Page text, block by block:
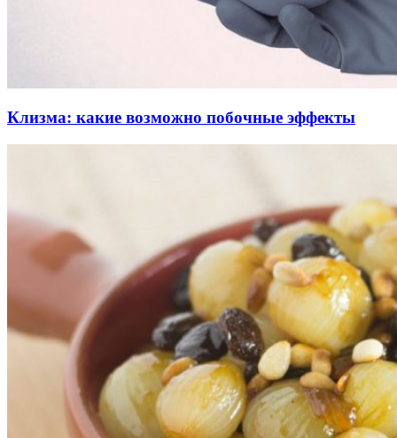
Клизма: какие возможно побочные эффекты